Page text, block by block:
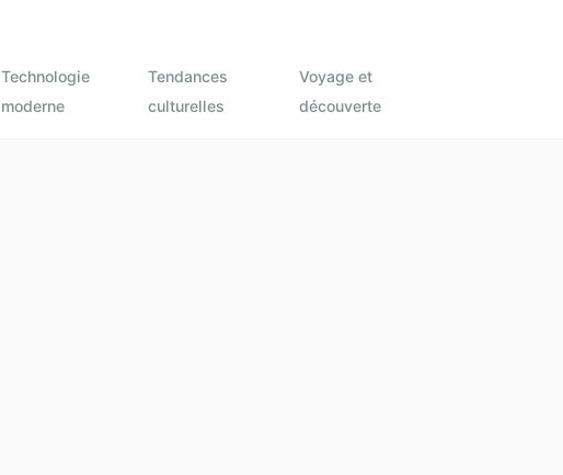
Technologie
moderne
Tendances
culturelles
Voyage et
découverte